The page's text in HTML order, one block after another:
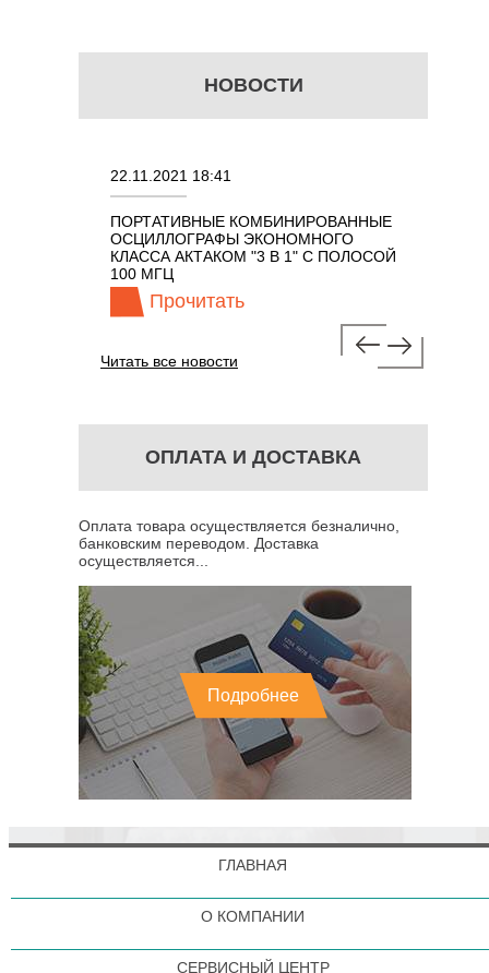
НОВОСТИ
22.11.2021 18:41
ПОРТАТИВНЫЕ КОМБИНИРОВАННЫЕ
ОСЦИЛЛОГРАФЫ ЭКОНОМНОГО
КЛАССА АКТАКОМ "3 В 1" С ПОЛОСОЙ
100 МГЦ
Прочитать
ОСЦИЛЛОГРАФЫ
Читать все новости
ОПЛАТА И ДОСТАВКА
Оплата товара осуществляется безналично,
банковским переводом. Доставка
осуществляется...
Подробнее
ГЛАВНАЯ
О КОМПАНИИ
СЕРВИСНЫЙ ЦЕНТР